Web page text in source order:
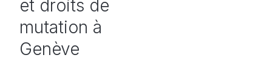
et droits de
mutation à
Genève